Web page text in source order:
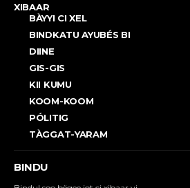
XIBAAR
BÀYYI CI XEL
BINDKATU AYUBÉS BI
DIINE
GIS-GIS
KII KUMU
KOOM-KOOM
PÓLITIG
TÀGGAT-YARAM
BINDU